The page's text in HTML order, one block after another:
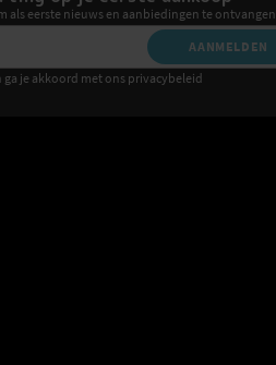
als eerste nieuws en aanbiedingen te ontvangen
AANMELDEN
ga je akkoord met ons privacybeleid